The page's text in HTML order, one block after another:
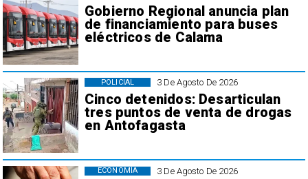
Gobierno Regional anuncia plan
de financiamiento para buses
eléctricos de Calama
3 De Agosto De 2026
Cinco detenidos: Desarticulan
tres puntos de venta de drogas
en Antofagasta
POLICIAL
3 De Agosto De 2026
ECONOMÍA